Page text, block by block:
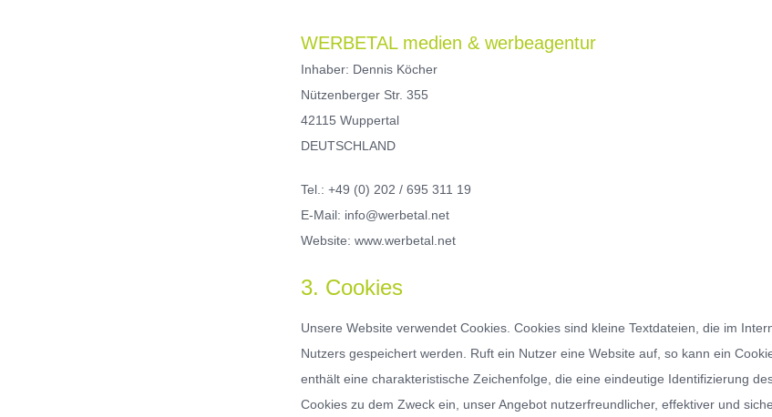
WERBETAL medien & werbeagentur
Inhaber: Dennis Köcher
Nützenberger Str. 355
42115 Wuppertal
DEUTSCHLAND
Tel.: +49 (0) 202 / 695 311 19
E-Mail: info@werbetal.net
Website: www.werbetal.net
3. Cookies
Unsere Website verwendet Cookies. Cookies sind kleine Textdateien, die im
Nutzers gespeichert werden. Ruft ein Nutzer eine Website auf, so kann ein
enthält eine charakteristische Zeichenfolge, die eine eindeutige Identifizierung
Cookies zu dem Zweck ein, unser Angebot nutzerfreundlicher, effektiver und